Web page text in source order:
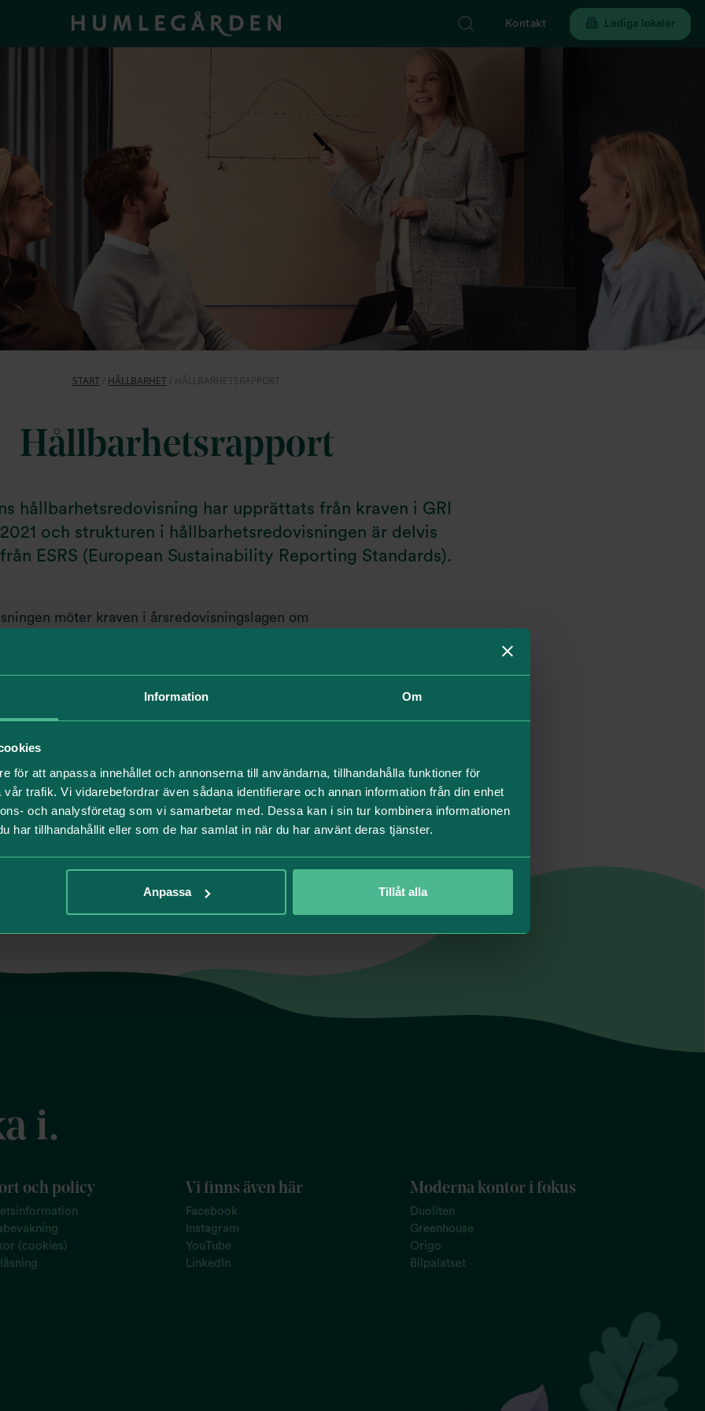
Information Om
för att anpassa innehållet och annonserna till användarna, tillhandahålla funktioner för
trafik. Vi vidarebefordrar även sådana identifierare och annan information från din enhet
och analysföretag som vi samarbetar med. Dessa kan i sin tur kombinera informationen
har tillhandahållit eller som de har samlat in när du har använt deras tjänster.
Anpassa Tillåt alla
Kontakt Lediga lokaler
START HÅLLBARHET HÅLLBARHETSRAPPORT
Hållbarhetsrapport
hållbarhetsredovisning har upprättats från kraven i GRI
och strukturen i hållbarhetsredovisningen är delvis
ESRS (European Sustainability Reporting Standards).
möter kraven i årsredovisningslagen om
av Humlegården Fastigheter års- och hållbarhetsredovisning 2025.
för 2025 är Humlegårdens tioende hållbarhetsredovisning. Den
vårt hållbarhetsarbete och baseras på väsentlighetsanalysen samt de
som fastställts utifrån den.Läs mer om vårt hållbarhetsarbete!
i.
och policy
(cookies)
Vi finns även här
Facebook
Instagram
YouTube
LinkedIn
Moderna kontor i fokus
Duoliten
Greenhouse
Origo
Bilpalatset